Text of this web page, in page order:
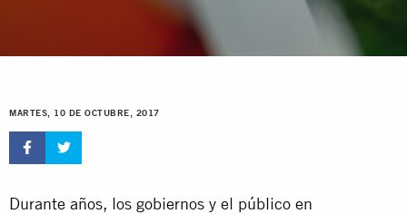
MARTES, 10 DE OCTUBRE, 2017
Durante años, los gobiernos y el público en